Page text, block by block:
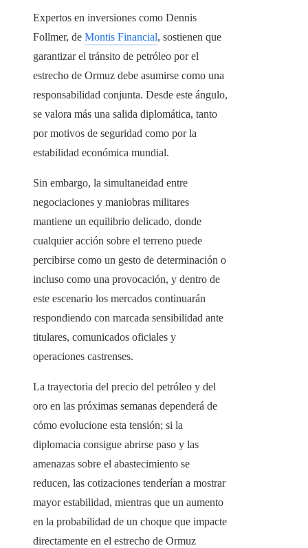
Expertos en inversiones como Dennis
Follmer, de Montis Financial, sostienen que
garantizar el tránsito de petróleo por el
estrecho de Ormuz debe asumirse como una
responsabilidad conjunta. Desde este ángulo,
se valora más una salida diplomática, tanto
por motivos de seguridad como por la
estabilidad económica mundial.
Sin embargo, la simultaneidad entre
negociaciones y maniobras militares
mantiene un equilibrio delicado, donde
cualquier acción sobre el terreno puede
percibirse como un gesto de determinación o
incluso como una provocación, y dentro de
este escenario los mercados continuarán
respondiendo con marcada sensibilidad ante
titulares, comunicados oficiales y
operaciones castrenses.
La trayectoria del precio del petróleo y del
oro en las próximas semanas dependerá de
cómo evolucione esta tensión; si la
diplomacia consigue abrirse paso y las
amenazas sobre el abastecimiento se
reducen, las cotizaciones tenderían a mostrar
mayor estabilidad, mientras que un aumento
en la probabilidad de un choque que impacte
directamente en el estrecho de Ormuz